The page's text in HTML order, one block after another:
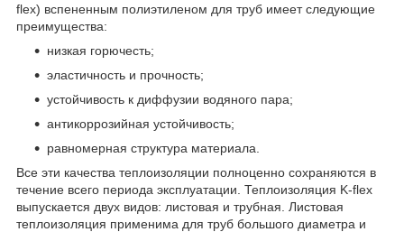
flex) вспененным полиэтиленом для труб имеет следующие
преимущества:
низкая горючесть;
эластичность и прочность;
устойчивость к диффузии водяного пара;
антикоррозийная устойчивость;
равномерная структура материала.
Все эти качества теплоизоляции полноценно сохраняются в
течение всего периода эксплуатации. Теплоизоляция K-flex
выпускается двух видов: листовая и трубная. Листовая
теплоизоляция применима для труб большого диаметра и